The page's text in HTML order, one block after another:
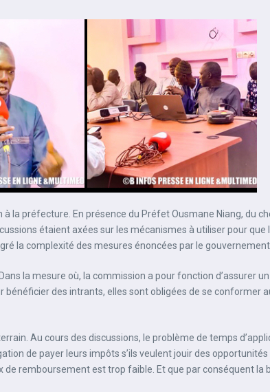
préfecture. En présence du Préfet Ousmane Niang, du
étaient axées sur les mécanismes à utiliser pour que
la complexité des mesures énoncées par le
la mesure où, la commission a pour fonction d’assurer
des intrants, elles sont obligées de se conformer
Au cours des discussions, le problème de temps
de payer leurs impôts s’ils veulent jouir des
remboursement est trop faible. Et que par conséquent la